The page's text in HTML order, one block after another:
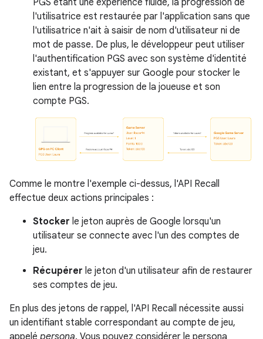
l'utilisatrice est restaurée par l'application sans que
l'utilisatrice n'ait à saisir de nom d'utilisateur ni de
mot de passe. De plus, le développeur peut utiliser
l'authentification PGS avec son système d'identité
existant, et s'appuyer sur Google pour stocker le
lien entre la progression de la joueuse et son
compte PGS.
Comme le montre l'exemple ci-dessus, l'API Recall
effectue deux actions principales :
Stocker le jeton auprès de Google lorsqu'un
utilisateur se connecte avec l'un des comptes de
jeu.
Récupérer le jeton d'un utilisateur afin de restaurer
ses comptes de jeu.
En plus des jetons de rappel, l'API Recall nécessite aussi
un identifiant stable correspondant au compte de jeu,